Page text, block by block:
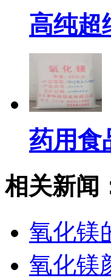
高纯超
药用食
相关新闻
氧化镁
氧化镁